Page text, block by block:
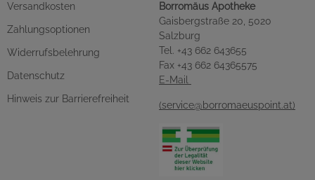
Versandkosten
Zahlungsoptionen
Widerrufsbelehrung
Datenschutz
Hinweis zur Barrierefreiheit
Borromäus Apotheke
Gaisbergstraße 20, 5020
Salzburg
Tel. +43 662 643655
Fax +43 662 64365575
E-Mail
(service@borromaeuspoint.at)